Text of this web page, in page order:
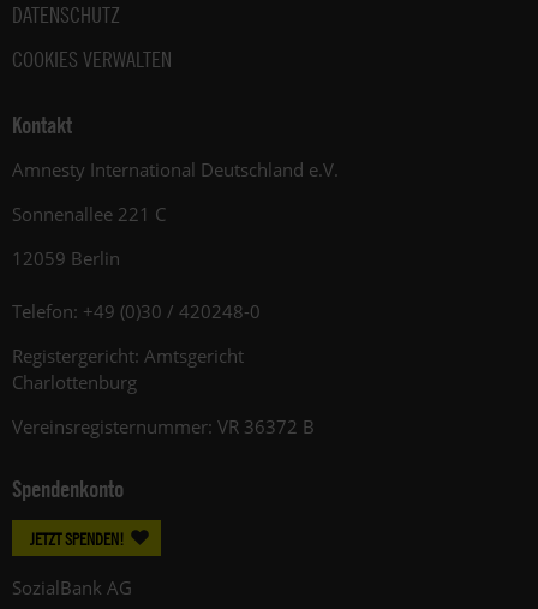
DATENSCHUTZ
COOKIES VERWALTEN
Kontakt
Amnesty International Deutschland e.V.
Sonnenallee 221 C
12059 Berlin
Telefon: +49 (0)30 / 420248-0
Registergericht: Amtsgericht
Charlottenburg
Vereinsregisternummer: VR 36372 B
Spendenkonto
JETZT SPENDEN!
SozialBank AG